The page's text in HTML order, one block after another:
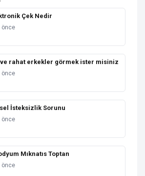
Çek Nedir
önce
ve rahat erkekler görmek ister misiniz
önce
İsteksizlik Sorunu
önce
Mıknatıs Toptan
önce